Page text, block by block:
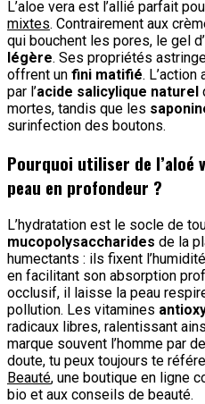
L’aloe vera est l’allié parfait
mixtes. Contrairement aux
qui bouchent les pores, le gel
légère. Ses propriétés
offrent un fini matifié.
par l’acide salicylique naturel
mortes, tandis que les
surinfection des boutons.
Pourquoi utiliser de l’aloé
peau en profondeur ?
L’hydratation est le socle de
mucopolysaccharides de la
humectants : ils fixent
en facilitant son absorption
occlusif, il laisse la peau
pollution. Les vitamines
radicaux libres, ralentissant
marque souvent l’homme par
doute, tu peux toujours te
Beauté, une boutique en ligne
bio et aux conseils de beauté.